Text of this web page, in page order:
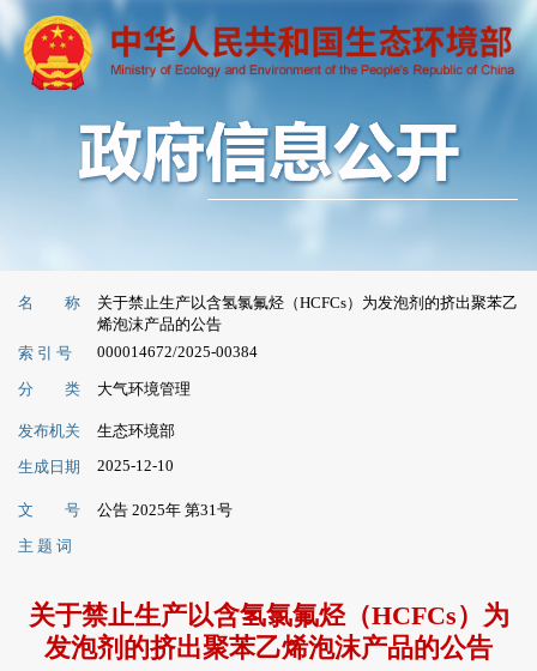
名 称
关于禁止生产以含氢氯氟烃（HCFCs）为发泡剂的挤出聚苯乙
烯泡沫产品的公告
索 引 号
000014672/2025-00384
分 类 大气环境管理
发布机关
生态环境部
生成日期
2025-12-10
文 号
公告 2025年 第31号
主 题 词
关于禁止生产以含氢氯氟烃（HCFCs）为
发泡剂的挤出聚苯乙烯泡沫产品的公告